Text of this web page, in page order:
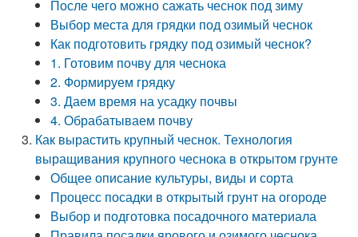
После чего можно сажать чеснок под зиму
Выбор места для грядки под озимый чеснок
Как подготовить грядку под озимый чеснок?
1. Готовим почву для чеснока
2. Формируем грядку
3. Даем время на усадку почвы
4. Обрабатываем почву
Как вырастить крупный чеснок. Технология
выращивания крупного чеснока в открытом грунте
Общее описание культуры, виды и сорта
Процесс посадки в открытый грунт на огороде
Выбор и подготовка посадочного материала